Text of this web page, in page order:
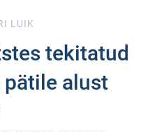
LUIK
tekitatud
pätile alust